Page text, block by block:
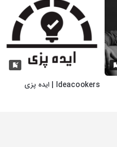
Ideacookers | ایده پزی